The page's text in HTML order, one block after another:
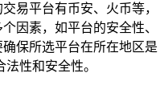
易平台有币安、火币等，
因素，如平台的安全性、
保所选平台在所在地区是
性和安全性。